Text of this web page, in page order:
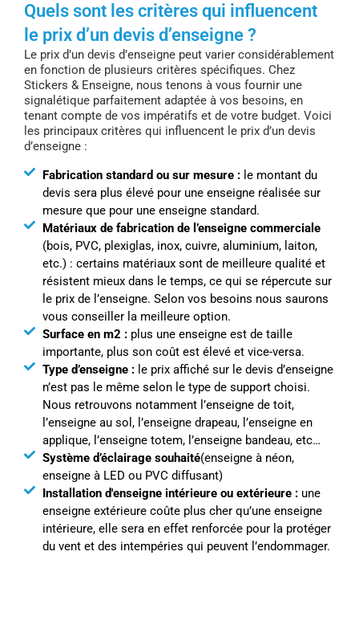
Quels sont les critères qui influencent
le prix d’un devis d’enseigne ?
Le prix d’un devis d’enseigne peut varier considérablement
en fonction de plusieurs critères spécifiques. Chez
Stickers & Enseigne, nous tenons à vous fournir une
signalétique parfaitement adaptée à vos besoins, en
tenant compte de vos impératifs et de votre budget. Voici
les principaux critères qui influencent le prix d’un devis
d’enseigne :
Fabrication standard ou sur mesure :le montant du
devis sera plus élevé pour une enseigne réalisée sur
mesure que pour une enseigne standard.
Matériaux de fabrication de l’enseigne commerciale
(bois, PVC, plexiglas, inox, cuivre, aluminium, laiton,
etc.) : certains matériaux sont de meilleure qualité et
résistent mieux dans le temps, ce qui se répercute sur
le prix de l’enseigne. Selon vos besoins nous saurons
vous conseiller la meilleure option.
Surface en m2 :plus une enseigne est de taille
importante, plus son coût est élevé et vice-versa.
Type d’enseigne :le prix affiché sur le devis d’enseigne
n’est pas le même selon le type de support choisi.
Nous retrouvons notamment l’enseigne de toit,
l’enseigne au sol, l’enseigne drapeau, l’enseigne en
applique, l’enseigne totem, l’enseigne bandeau, etc…
Système d’éclairage souhaité(enseigne à néon,
enseigne à LED ou PVC diffusant)
Installation d'enseigne intérieure ou extérieure :une
enseigne extérieure coûte plus cher qu’une enseigne
intérieure, elle sera en effet renforcée pour la protéger
du vent et des intempéries qui peuvent l’endommager.